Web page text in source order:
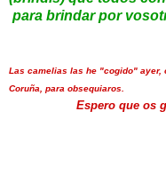
para brindar por
Las camelias las he "cogido" ayer,
Coruña, para obsequiaros.
Espero que os